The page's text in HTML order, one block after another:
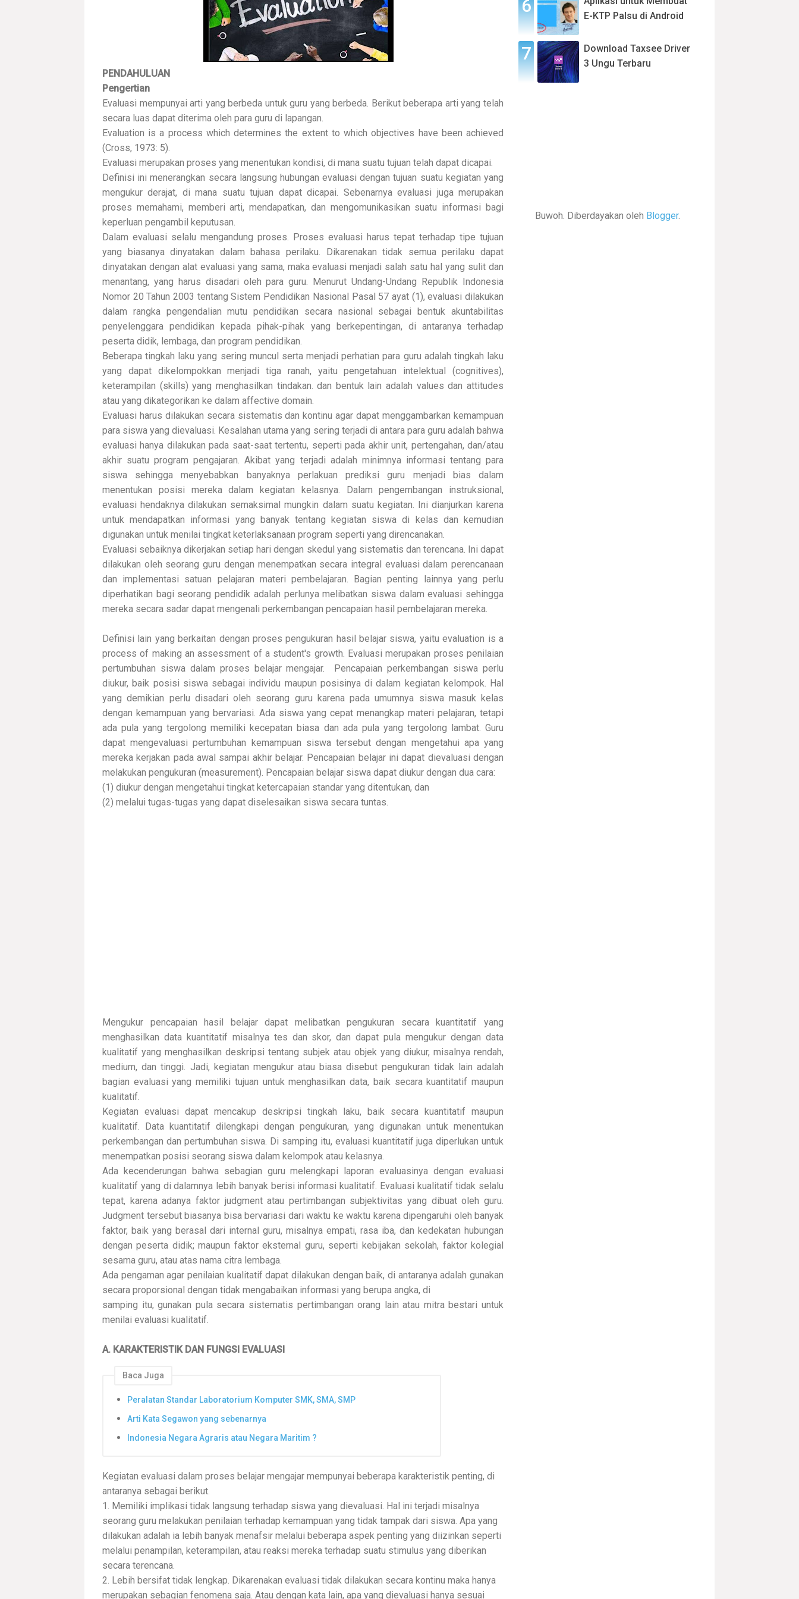
PENDAHULUAN
Pengertian
Evaluasi mempunyai arti yang berbeda untuk guru yang berbeda. Berikut beberapa arti yang telah
secara luas dapat diterima oleh para guru di lapangan.
Evaluation is a process which determines the extent to which objectives have been achieved
(Cross, 1973: 5).
Evaluasi merupakan proses yang menentukan kondisi, di mana suatu tujuan telah dapat dicapai.
Definisi ini menerangkan secara langsung hubungan evaluasi dengan tujuan suatu kegiatan yang
mengukur derajat, di mana suatu tujuan dapat dicapai. Sebenarnya evaluasi juga merupakan
proses memahami, memberi arti, mendapatkan, dan mengomunikasikan suatu informasi bagi
keperluan pengambil keputusan.
Dalam evaluasi selalu mengandung proses. Proses evaluasi harus tepat terhadap tipe tujuan
yang biasanya dinyatakan dalam bahasa perilaku. Dikarenakan tidak semua perilaku dapat
dinyatakan dengan alat evaluasi yang sama, maka evaluasi menjadi salah satu hal yang sulit dan
menantang, yang harus disadari oleh para guru. Menurut Undang-Undang Republik Indonesia
Nomor 20 Tahun 2003 tentang Sistem Pendidikan Nasional Pasal 57 ayat (1), evaluasi dilakukan
dalam rangka pengendalian mutu pendidikan secara nasional sebagai bentuk akuntabilitas
penyelenggara pendidikan kepada pihak-pihak yang berkepentingan, di antaranya terhadap
peserta didik, lembaga, dan program pendidikan.
Beberapa tingkah laku yang sering muncul serta menjadi perhatian para guru adalah tingkah laku
yang dapat dikelompokkan menjadi tiga ranah, yaitu pengetahuan intelektual (cognitives),
keterampilan (skills) yang menghasilkan tindakan. dan bentuk lain adalah values dan attitudes
atau yang dikategorikan ke dalam affective domain.
Evaluasi harus dilakukan secara sistematis dan kontinu agar dapat menggambarkan kemampuan
para siswa yang dievaluasi. Kesalahan utama yang sering terjadi di antara para guru adalah bahwa
evaluasi hanya dilakukan pada saat-saat tertentu, seperti pada akhir unit, pertengahan, dan/atau
akhir suatu program pengajaran. Akibat yang terjadi adalah minimnya informasi tentang para
siswa sehingga menyebabkan banyaknya perlakuan prediksi guru menjadi bias dalam
menentukan posisi mereka dalam kegiatan kelasnya. Dalam pengembangan instruksional,
evaluasi hendaknya dilakukan semaksimal mungkin dalam suatu kegiatan. Ini dianjurkan karena
untuk mendapatkan informasi yang banyak tentang kegiatan siswa di kelas dan kemudian
digunakan untuk menilai tingkat keterlaksanaan program seperti yang direncanakan.
Evaluasi sebaiknya dikerjakan setiap hari dengan skedul yang sistematis dan terencana. Ini dapat
dilakukan oleh seorang guru dengan menempatkan secara integral evaluasi dalam perencanaan
dan implementasi satuan pelajaran materi pembelajaran. Bagian penting lainnya yang perlu
diperhatikan bagi seorang pendidik adalah perlunya melibatkan siswa dalam evaluasi sehingga
mereka secara sadar dapat mengenali perkembangan pencapaian hasil pembelajaran mereka.
Definisi lain yang berkaitan dengan proses pengukuran hasil belajar siswa, yaitu evaluation is a
process of making an assessment of a student's growth. Evaluasi merupakan proses penilaian
pertumbuhan siswa dalam proses belajar mengajar. Pencapaian perkembangan siswa perlu
diukur, baik posisi siswa sebagai individu maupun posisinya di dalam kegiatan kelompok. Hal
yang demikian perlu disadari oleh seorang guru karena pada umumnya siswa masuk kelas
dengan kemampuan yang bervariasi. Ada siswa yang cepat menangkap materi pelajaran, tetapi
ada pula yang tergolong memiliki kecepatan biasa dan ada pula yang tergolong lambat. Guru
dapat mengevaluasi pertumbuhan kemampuan siswa tersebut dengan mengetahui apa yang
mereka kerjakan pada awal sampai akhir belajar. Pencapaian belajar ini dapat dievaluasi dengan
melakukan pengukuran (measurement). Pencapaian belajar siswa dapat diukur dengan dua cara:
(1) diukur dengan mengetahui tingkat ketercapaian standar yang ditentukan, dan
(2) melalui tugas-tugas yang dapat diselesaikan siswa secara tuntas.
Mengukur pencapaian hasil belajar dapat melibatkan pengukuran secara kuantitatif yang
menghasilkan data kuantitatif misalnya tes dan skor, dan dapat pula mengukur dengan data
kualitatif yang menghasilkan deskripsi tentang subjek atau objek yang diukur, misalnya rendah,
medium, dan tinggi. Jadi, kegiatan mengukur atau biasa disebut pengukuran tidak lain adalah
bagian evaluasi yang memiliki tujuan untuk menghasilkan data, baik secara kuantitatif maupun
kualitatif.
Kegiatan evaluasi dapat mencakup deskripsi tingkah laku, baik secara kuantitatif maupun
kualitatif. Data kuantitatif dilengkapi dengan pengukuran, yang digunakan untuk menentukan
perkembangan dan pertumbuhan siswa. Di samping itu, evaluasi kuantitatif juga diperlukan untuk
menempatkan posisi seorang siswa dalam kelompok atau kelasnya.
Ada kecenderungan bahwa sebagian guru melengkapi laporan evaluasinya dengan evaluasi
kualitatif yang di dalamnya lebih banyak berisi informasi kualitatif. Evaluasi kualitatif tidak selalu
tepat, karena adanya faktor judgment atau pertimbangan subjektivitas yang dibuat oleh guru.
Judgment tersebut biasanya bisa bervariasi dari waktu ke waktu karena dipengaruhi oleh banyak
faktor, baik yang berasal dari internal guru, misalnya empati, rasa iba, dan kedekatan hubungan
dengan peserta didik; maupun faktor eksternal guru, seperti kebijakan sekolah, faktor kolegial
sesama guru, atau atas nama citra lembaga.
Ada pengaman agar penilaian kualitatif dapat dilakukan dengan baik, di antaranya adalah gunakan
secara proporsional dengan tidak mengabaikan informasi yang berupa angka, di
samping itu, gunakan pula secara sistematis pertimbangan orang lain atau mitra bestari untuk
menilai evaluasi kualitatif.
A. KARAKTERISTIK DAN FUNGSI EVALUASI
Baca Juga
Peralatan Standar Laboratorium Komputer SMK, SMA, SMP
Arti Kata Segawon yang sebenarnya
Indonesia Negara Agraris atau Negara Maritim ?
Kegiatan evaluasi dalam proses belajar mengajar mempunyai beberapa karakteristik penting, di
antaranya sebagai berikut.
1. Memiliki implikasi tidak langsung terhadap siswa yang dievaluasi. Hal ini terjadi misalnya
seorang guru melakukan penilaian terhadap kemampuan yang tidak tampak dari siswa. Apa yang
dilakukan adalah ia lebih banyak menafsir melalui beberapa aspek penting yang diizinkan seperti
melalui penampilan, keterampilan, atau reaksi mereka terhadap suatu stimulus yang diberikan
secara terencana.
2. Lebih bersifat tidak lengkap. Dikarenakan evaluasi tidak dilakukan secara kontinu maka hanya
merupakan sebagian fenomena saja. Atau dengan kata lain, apa yang dievaluasi hanya sesuai
E-KTP Palsu di Android
Download Taxsee Driver
3 Ungu Terbaru
Buwoh. Diberdayakan oleh Blogger.